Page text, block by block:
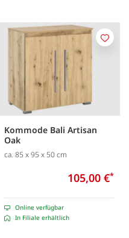
Kommode Bali Artisan
Oak
ca. 85 x 95 x 50 cm
105,00 €*
Online verfügbar
In Filiale erhältlich